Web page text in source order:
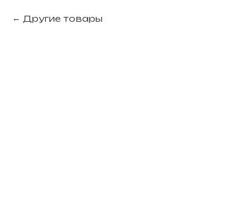
Другие товары